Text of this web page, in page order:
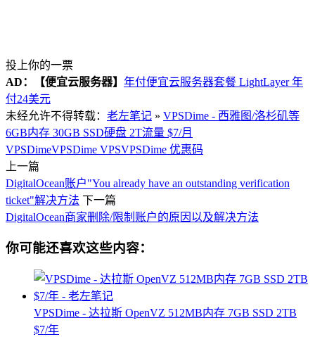
投上你的一票
AD：
【便宜云服务器】 年付便宜云服务器套餐 LightLayer 年
付24美元
未经允许不得转载： 老左笔记 » VPSDime - 西雅图/洛杉矶等
6GB内存 30GB SSD硬盘 2T流量 $7/月
VPSDimeVPSDime VPSVPSDime 优惠码
上一篇
DigitalOcean账户"You already have an outstanding verification
ticket"解决方法 下一篇
DigitalOcean商家删除/限制账户的原因以及解决方法
你可能还喜欢这些内容：
VPSDime - 达拉斯 OpenVZ 512MB内存 7GB SSD 2TB
$7/年